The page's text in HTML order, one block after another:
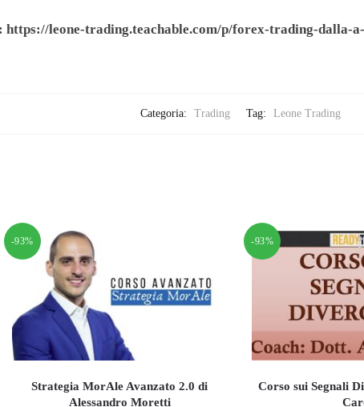
https://leone-trading.teachable.com/p/forex-trading-dalla-
Categoria: Trading Tag: Leone Trading
-93%
Strategia MorAle Avanzato 2.0 di
Alessandro Moretti
-93%
Corso sui Segnali